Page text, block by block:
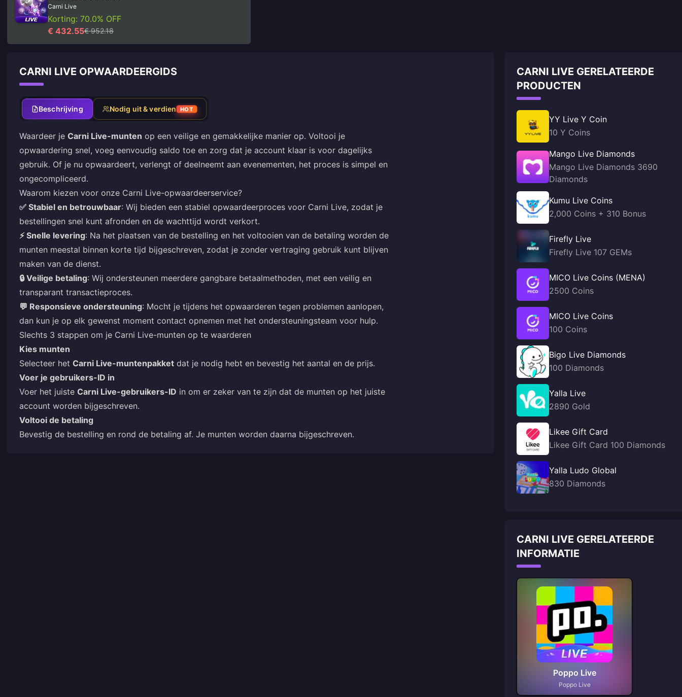
Carni Live
Korting: 70.0% OFF
€ 432.55€ 952.18
CARNI LIVE OPWAARDEERGIDS
Beschrijving Nodig uit & verdien HOT
Waardeer je Carni Live-munten op een veilige en gemakkelijke manier op. Voltooi je
opwaardering snel, voeg eenvoudig saldo toe en zorg dat je account klaar is voor dagelijks
gebruik. Of je nu opwaardeert, verlengt of deelneemt aan evenementen, het proces is simpel en
ongecompliceerd.
Waarom kiezen voor onze Carni Live-opwaardeerservice?
✅ Stabiel en betrouwbaar: Wij bieden een stabiel opwaardeerproces voor Carni Live, zodat je
bestellingen snel kunt afronden en de wachttijd wordt verkort.
⚡ Snelle levering: Na het plaatsen van de bestelling en het voltooien van de betaling worden de
munten meestal binnen korte tijd bijgeschreven, zodat je zonder vertraging gebruik kunt blijven
maken van de dienst.
🔒 Veilige betaling: Wij ondersteunen meerdere gangbare betaalmethoden, met een veilig en
transparant transactieproces.
💬 Responsieve ondersteuning: Mocht je tijdens het opwaarderen tegen problemen aanlopen,
dan kun je op elk gewenst moment contact opnemen met het ondersteuningsteam voor hulp.
Slechts 3 stappen om je Carni Live-munten op te waarderen
Kies munten
Selecteer het Carni Live-muntenpakket dat je nodig hebt en bevestig het aantal en de prijs.
Voer je gebruikers-ID in
Voer het juiste Carni Live-gebruikers-ID in om er zeker van te zijn dat de munten op het juiste
account worden bijgeschreven.
Voltooi de betaling
Bevestig de bestelling en rond de betaling af. Je munten worden daarna bijgeschreven.
CARNI LIVE GERELATEERDE
PRODUCTEN
YY Live Y Coin
10 Y Coins
Mango Live Diamonds
Mango Live Diamonds 3690
Diamonds
Kumu Live Coins
2,000 Coins + 310 Bonus
Firefly Live
Firefly Live 107 GEMs
MICO Live Coins (MENA)
2500 Coins
MICO Live Coins
100 Coins
Bigo Live Diamonds
100 Diamonds
Yalla Live
2890 Gold
Likee Gift Card
Likee Gift Card 100 Diamonds
Yalla Ludo Global
830 Diamonds
CARNI LIVE GERELATEERDE
INFORMATIE
Poppo Live
Poppo Live